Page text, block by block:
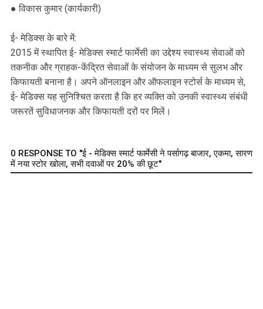
● विकास कुमार (कार्यकारी)
ई- मेडिक्स के बारे में:
2015 में स्थापित ई- मेडिक्स स्मार्ट फार्मेसी का उद्देश्य स्वास्थ्य सेवाओं को
तकनीक और ग्राहक-केंद्रित सेवाओं के संयोजन के माध्यम से सुलभ और
किफायती बनाना है। अपने ऑनलाइन और ऑफलाइन स्टोर्स के माध्यम से,
ई- मेडिक्स यह सुनिश्चित करता है कि हर व्यक्ति को उनकी स्वास्थ्य संबंधी
जरूरतें सुविधाजनक और किफायती दरों पर मिलें।
0 RESPONSE TO "ई - मेडिक्स स्मार्ट फार्मेसी ने पर्सागढ़ बाजार, एकमा, सारण
में नया स्टोर खोला, सभी दवाओं पर 20% की छूट"